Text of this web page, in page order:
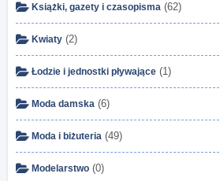
Książki, gazety i czasopisma (62)
Kwiaty (2)
Łodzie i jednostki pływające (1)
Moda damska (6)
Moda i biżuteria (49)
Modelarstwo (0)